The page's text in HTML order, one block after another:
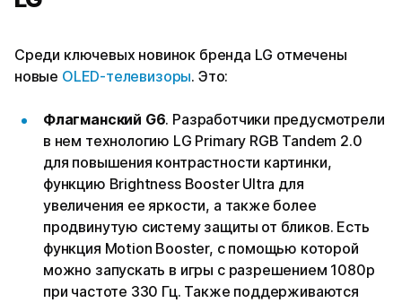
Среди ключевых новинок бренда LG отмечены
новые OLED-телевизоры. Это:
Флагманский G6. Разработчики предусмотрели
в нем технологию LG Primary RGB Tandem 2.0
для повышения контрастности картинки,
функцию Brightness Booster Ultra для
увеличения ее яркости, а также более
продвинутую систему защиты от бликов. Есть
функция Motion Booster, с помощью которой
можно запускать в игры с разрешением 1080p
при частоте 330 Гц. Также поддерживаются